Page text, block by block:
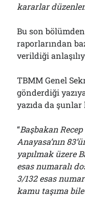
kararlar
Bu son
raporlarından
verildiği
TBMM Genel
gönderdiği
yazıda da
“Başbakan
Anayasa’nın
yapılmak üzere
esas numaralı
3/132 esas
kamu taşıma